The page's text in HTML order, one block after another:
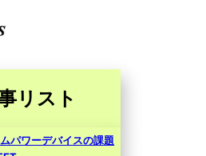
リスト
パワーデバイスの課題